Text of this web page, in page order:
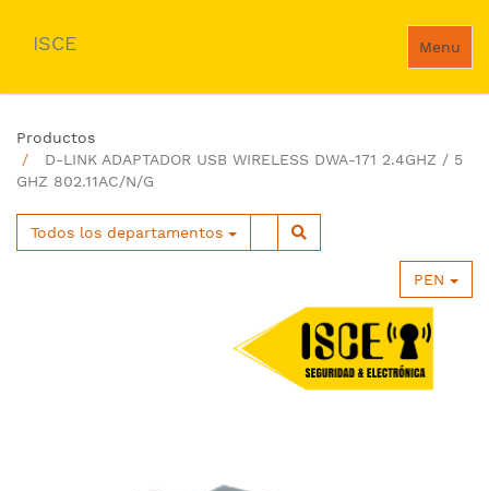
Menu
ISCE
Productos
D-LINK ADAPTADOR USB WIRELESS DWA-171 2.4GHZ / 5
GHZ 802.11AC/N/G
Todos los departamentos
PEN